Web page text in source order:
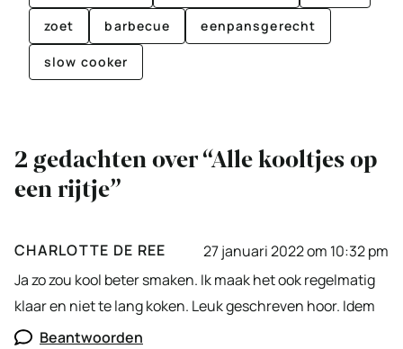
zoet barbecue eenpansgerecht
slow cooker
2 gedachten over “Alle kooltjes op
een rijtje”
CHARLOTTE DE REE
27 januari 2022 om 10:32 pm
Ja zo zou kool beter smaken. Ik maak het ook regelmatig
klaar en niet te lang koken. Leuk geschreven hoor. Idem
Beantwoorden